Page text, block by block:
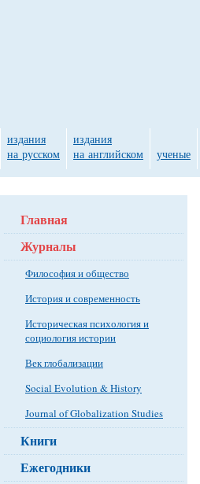
Главная
Журналы
Философия и общество
История и современность
Историческая психология и
социология истории
Век глобализации
Social Evolution & History
Journal of Globalization Studies
Книги
Ежегодники
издания
на русском
издания
на английском
ученые